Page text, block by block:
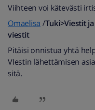
Viihteen voi kätevästi
Omaelisa /Tuki>Viestit
viestit
Pitäisi onnistua yhtä
VIestin lähettämisen
sitä.